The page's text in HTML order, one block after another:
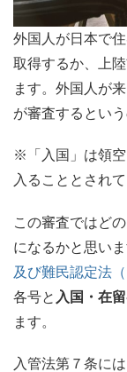
外国人が日本で
取得するか、上
ます。外国人が
が審査するとい
※「入国」は領
入ることとされて
この審査ではど
になるかと思い
及び難民認定法
各号と 入国・在
ます。
入管法第７条に